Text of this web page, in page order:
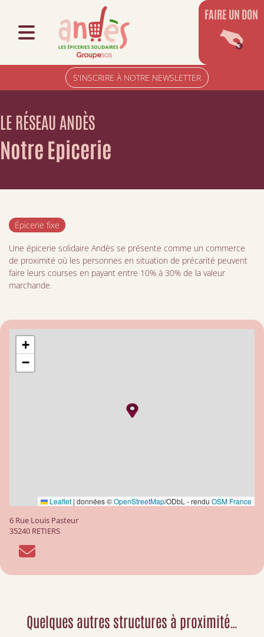
S'INSCRIRE À NOTRE NEWSLETTER
FAIRE UN DON
LE RÉSEAU ANDÈS
Notre Epicerie
Épicerie fixe
Une épicerie solidaire Andès se présente comme un commerce
de proximité où les personnes en situation de précarité peuvent
faire leurs courses en payant entre 10% à 30% de la valeur
marchande.
+
−
Leaflet | données ©OpenStreetMap/ODbL - rendu OSM France
6 Rue Louis Pasteur
35240 RETIERS
Quelques autres structures à proximité…